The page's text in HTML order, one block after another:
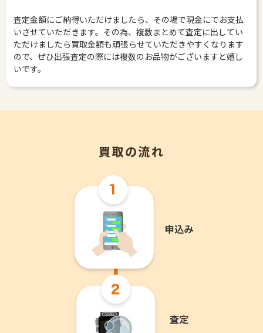
査定金額にご納得いただけましたら、その場で現金にてお支払
いさせていただきます。その為、複数まとめて査定に出してい
ただけましたら買取金額も頑張らせていただきやすくなります
ので、ぜひ出張査定の際には複数のお品物がございますと嬉し
いです。
買取の流れ